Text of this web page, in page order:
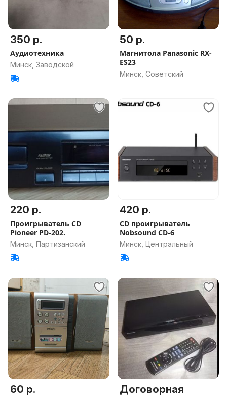
350 р.
Аудиотехника
Минск, Заводской
50 р.
Магнитола Panasonic RX-
ES23
Минск, Советский
220 р.
Проигрыватель CD
Pioneer PD-202.
Минск, Партизанский
420 р.
CD проигрыватель
Nobsound CD-6
Минск, Центральный
60 р. Договорная